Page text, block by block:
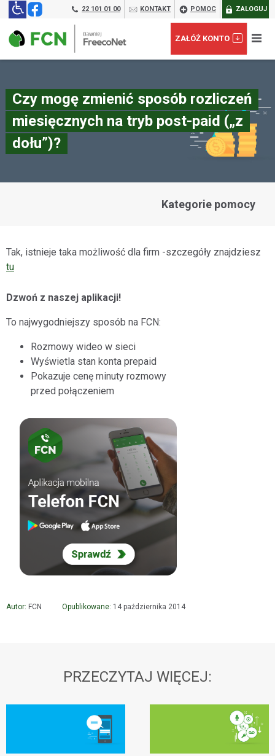
22 101 01 00 KONTAKT POMOC ZALOGUJ
ZAŁÓŻ KONTO
Załóż konto prepaid dla FIRM:
POKAŻ WSZYSTKIE ZGODY
ZAŁÓŻ KONTO
Czy mogę zmienić sposób rozliczeń
miesięcznych na tryb post-paid („z
dołu”)?
Kategorie pomocy
Tak, istnieje taka możliwość dla firm -szczegóły znajdziesz
tu
Dzwoń z naszej aplikacji!
To najwygodniejszy sposób na FCN:
Rozmowy wideo w sieci
Wyświetla stan konta prepaid
Pokazuje cenę minuty rozmowy
przed połączeniem
Autor: FCN Opublikowane: 14 października 2014
PRZECZYTAJ WIĘCEJ: